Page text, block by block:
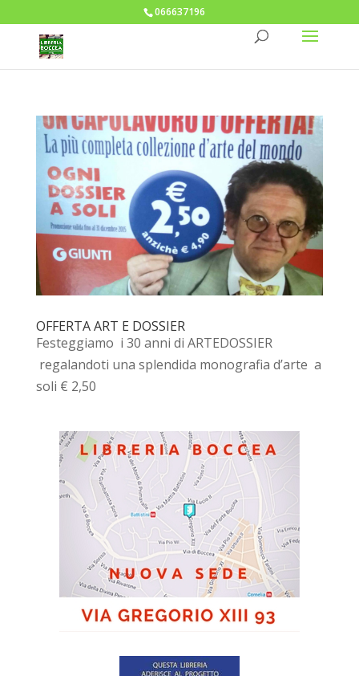
066637196
OFFERTA ART E DOSSIER
Festeggiamo i 30 anni di ARTEDOSSIER
regalandoti una splendida monografia d’arte a
soli € 2,50